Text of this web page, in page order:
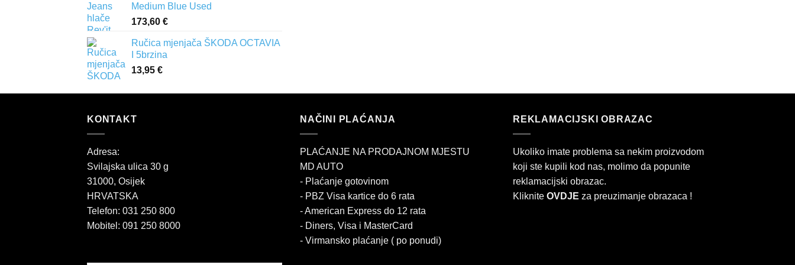
Medium Blue Used
173,60 €
Ručica mjenjača ŠKODA OCTAVIA
I 5brzina
13,95 €
KONTAKT
Adresa:
Svilajska ulica 30 g
31000, Osijek
HRVATSKA
Telefon: 031 250 800
Mobitel: 091 250 8000
NAČINI PLAĆANJA
PLAĆANJE NA PRODAJNOM MJESTU
MD AUTO
- Plaćanje gotovinom
- PBZ Visa kartice do 6 rata
- American Express do 12 rata
- Diners, Visa i MasterCard
- Virmansko plaćanje ( po ponudi)
REKLAMACIJSKI OBRAZAC
Ukoliko imate problema sa nekim proizvodom
koji ste kupili kod nas, molimo da popunite
reklamacijski obrazac.
Kliknite OVDJE za preuzimanje obrazaca !